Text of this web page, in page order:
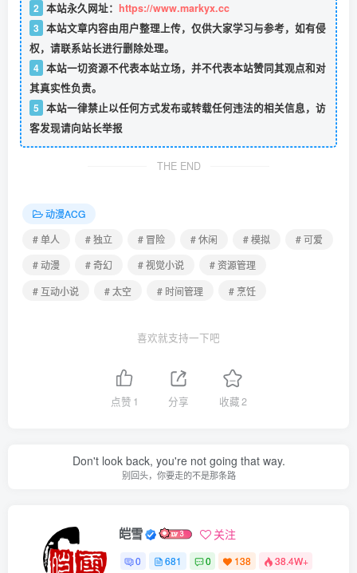
2 本站永久网址： https://www.markyx.cc
3 本站文章内容由用户整理上传，仅供大家学习与参考，如有侵
权，请联系站长进行删除处理。
4 本站一切资源不代表本站立场，并不代表本站赞同其观点和对
其真实性负责。
5 本站一律禁止以任何方式发布或转载任何违法的相关信息，访
客发现请向站长举报
THE END
动漫ACG
# 单人
# 独立 # 冒险 # 休闲 # 模拟
# 可爱
# 动漫
# 奇幻 # 视觉小说
# 资源管理
# 互动小说
# 太空 # 时间管理 # 烹饪
喜欢就支持一下吧
点赞 1 分享 收藏2
Don't look back, you're not going that way.
别回头，你要走的不是那条路
皑雪 关注
0 681 0 138 38.4W+